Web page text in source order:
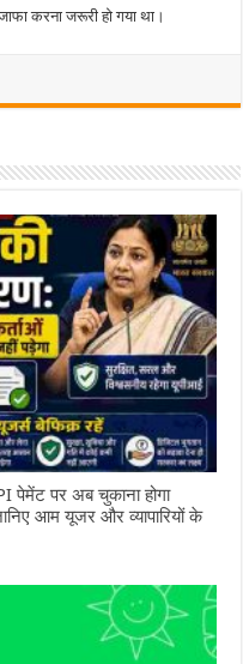
करना जरूरी हो गया था।
पर अब चुकाना होगा
आम यूजर और व्यापारियों के